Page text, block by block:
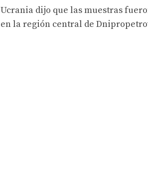
Ucrania dijo que las muestras
en la región central de